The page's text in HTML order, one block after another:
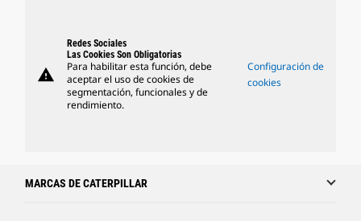
warning
Redes Sociales
Las Cookies Son Obligatorias
Para habilitar esta función, debe
aceptar el uso de cookies de
segmentación, funcionales y de
rendimiento.
Configuración de
cookies
MARCAS DE CATERPILLAR